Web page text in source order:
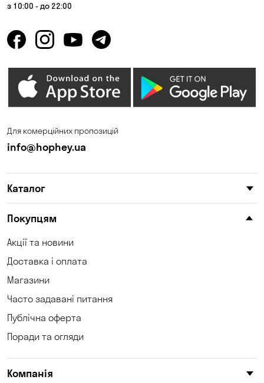
з 10:00 - до 22:00
Для комерційних пропозицій
info@hophey.ua
Каталог
Покупцям
Акції та новини
Доставка і оплата
Магазини
Часто задавані питання
Публічна оферта
Поради та огляди
Компанія